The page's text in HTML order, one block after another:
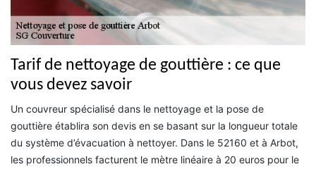
Tarif de nettoyage de gouttière : ce que
vous devez savoir
Un couvreur spécialisé dans le nettoyage et la pose de
gouttière établira son devis en se basant sur la longueur totale
du système d’évacuation à nettoyer. Dans le 52160 et à Arbot,
les professionnels facturent le mètre linéaire à 20 euros pour le